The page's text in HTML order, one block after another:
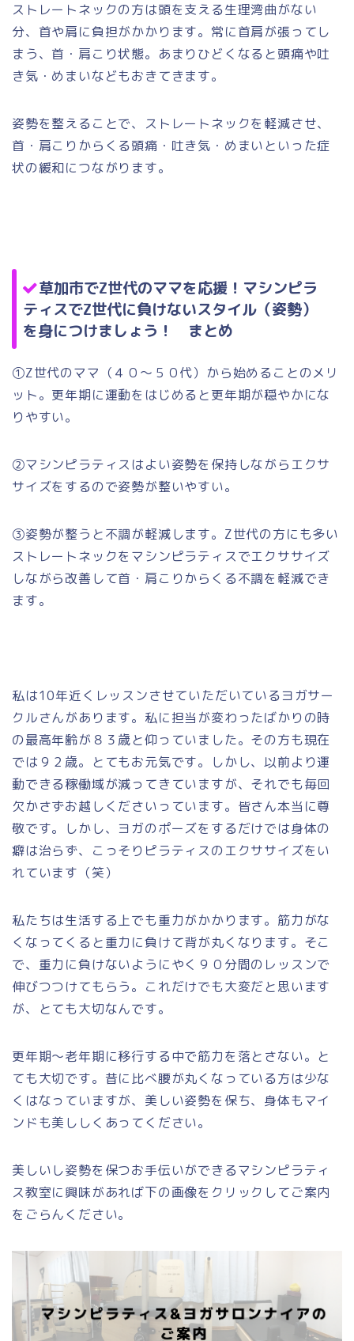
ストレートネックの方は頭を支える生理湾曲がない
分、首や肩に負担がかかります。常に首肩が張ってし
まう、首・肩こり状態。あまりひどくなると頭痛や吐
き気・めまいなどもおきてきます。
姿勢を整えることで、ストレートネックを軽減させ、
首・肩こりからくる頭痛・吐き気・めまいといった症
状の緩和につながります。
草加市でZ世代のママを応援！マシンピラ
ティスでZ世代に負けないスタイル（姿勢）
を身につけましょう！ まとめ
①Z世代のママ（４０～５０代）から始めることのメリ
ット。更年期に運動をはじめると更年期が穏やかにな
りやすい。
②マシンピラティスはよい姿勢を保持しながらエクサ
サイズをするので姿勢が整いやすい。
③姿勢が整うと不調が軽減します。Z世代の方にも多い
ストレートネックをマシンピラティスでエクササイズ
しながら改善して首・肩こりからくる不調を軽減でき
ます。
私は10年近くレッスンさせていただいているヨガサー
クルさんがあります。私に担当が変わったばかりの時
の最高年齢が８３歳と仰っていました。その方も現在
では９２歳。とてもお元気です。しかし、以前より運
動できる稼働域が減ってきていますが、それでも毎回
欠かさずお越しくださいっています。皆さん本当に尊
敬です。しかし、ヨガのポーズをするだけでは身体の
癖は治らず、こっそりピラティスのエクササイズをい
れています（笑）
私たちは生活する上でも重力がかかります。筋力がな
くなってくると重力に負けて背が丸くなります。そこ
で、重力に負けないようにやく９０分間のレッスンで
伸びつつけてもらう。これだけでも大変だと思います
が、とても大切なんです。
更年期～老年期に移行する中で筋力を落とさない。と
ても大切です。昔に比べ腰が丸くなっている方は少な
くはなっていますが、美しい姿勢を保ち、身体もマイ
ンドも美ししくあってください。
美しいし姿勢を保つお手伝いができるマシンピラティ
ス教室に興味があれば下の画像をクリックしてご案内
をごらんください。